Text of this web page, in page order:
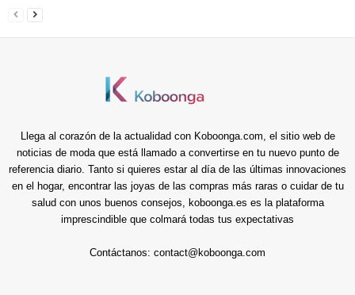
Llega al corazón de la actualidad con Koboonga.com, el sitio web de
noticias de moda que está llamado a convertirse en tu nuevo punto de
referencia diario. Tanto si quieres estar al día de las últimas innovaciones
en el hogar, encontrar las joyas de las compras más raras o cuidar de tu
salud con unos buenos consejos, koboonga.es es la plataforma
imprescindible que colmará todas tus expectativas
Contáctanos: contact@koboonga.com